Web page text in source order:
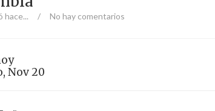
hace... / No hay comentarios
Nov 20